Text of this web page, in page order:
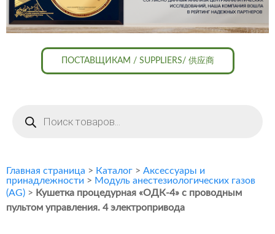
ПОСТАВЩИКАМ / SUPPLIERS/ 供应商
товаров
Главная страница > Каталог > Аксессуары и
принадлежности > Модуль анестезиологических газов
(AG) > Кушетка процедурная «ОДК-4» с проводным
пультом управления. 4 электропривода